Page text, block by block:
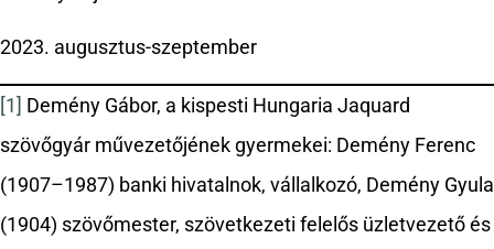
2023. augusztus-szeptember
[1] Demény Gábor, a kispesti Hungaria Jaquard
szövőgyár művezetőjének gyermekei: Demény Ferenc
(1907–1987) banki hivatalnok, vállalkozó, Demény Gyula
(1904) szövőmester, szövetkezeti felelős üzletvezető és